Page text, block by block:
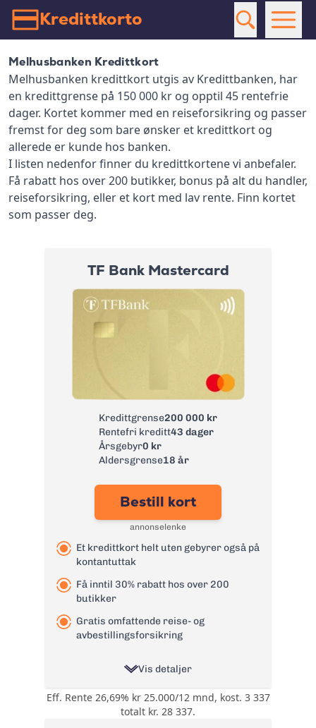
Kredittkorto
Melhusbanken Kredittkort
Melhusbanken kredittkort utgis av Kredittbanken, har
en kredittgrense på 150 000 kr og opptil 45 rentefrie
dager. Kortet kommer med en reiseforsikring og passer
fremst for deg som bare ønsker et kredittkort og
allerede er kunde hos banken.
I listen nedenfor finner du kredittkortene vi anbefaler.
Få rabatt hos over 200 butikker, bonus på alt du handler,
reiseforsikring, eller et kort med lav rente. Finn kortet
som passer deg.
TF Bank Mastercard
Kredittgrense200 000 kr
Rentefri kreditt43 dager
Årsgebyr0 kr
Aldersgrense18 år
Bestill kort
annonselenke
Et kredittkort helt uten gebyrer også på
kontantuttak
Få inntil 30% rabatt hos over 200
butikker
Gratis omfattende reise- og
avbestillingsforsikring
Vis detaljer
Opptil 30% rabatt
hos over 200
Eff. Rente 26,69% kr 25.000/12 mnd, kost. 3 337
totalt kr. 28 337.